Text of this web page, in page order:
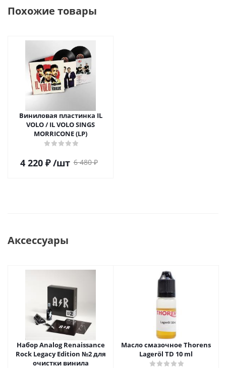
Похожие товары
Виниловая пластинка IL
VOLO / IL VOLO SINGS
MORRICONE (LP)
4 220₽ /шт 6 480₽
Аксессуары
Набор Analog Renaissance
Rock Legacy Edition №2 для
очистки винила
Масло смазочное Thorens
Lageröl TD 10 ml